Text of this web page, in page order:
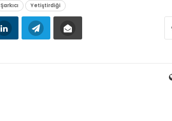
Şarkıcı Yetiştirdiği